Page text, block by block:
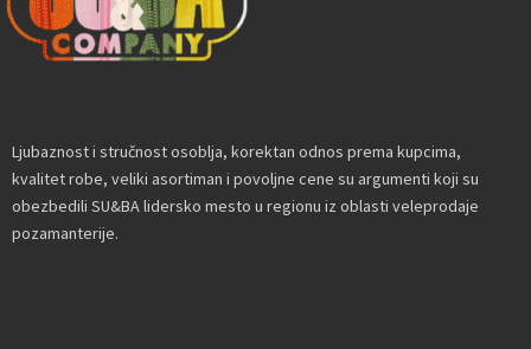
Ljubaznost i stručnost osoblja, korektan odnos prema kupcima,
kvalitet robe, veliki asortiman i povoljne cene su argumenti koji su
obezbedili SU&BA lidersko mesto u regionu iz oblasti veleprodaje
pozamanterije.